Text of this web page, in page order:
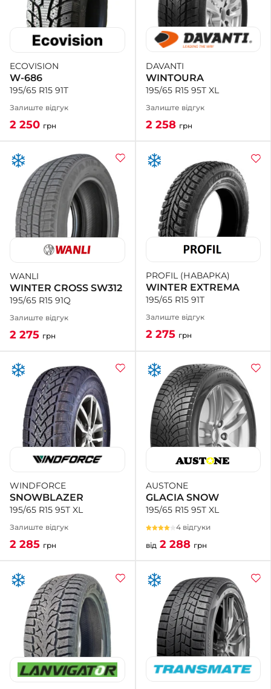
ECOVISION
W-686
195/65 R15 91T
Залиште відгук
2 250 грн
DAVANTI
WINTOURA
195/65 R15 95T XL
Залиште відгук
2 258 грн
WANLI
WINTER CROSS SW312
195/65 R15 91Q
Залиште відгук
2 275 грн
PROFIL (НАВАРКА)
WINTER EXTREMA
195/65 R15 91T
Залиште відгук
2 275 грн
WINDFORCE
SNOWBLAZER
195/65 R15 95T XL
Залиште відгук
2 285 грн
AUSTONE
GLACIA SNOW
195/65 R15 95T XL
4 відгуки
від 2 288 грн